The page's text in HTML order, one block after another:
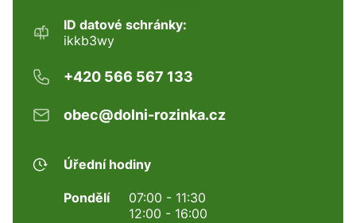
ID datové schránky:
ikkb3wy
+420 566 567 133
obec@dolni-rozinka.cz
Úřední hodiny
Pondělí
07:00 - 11:30
12:00 - 16:00